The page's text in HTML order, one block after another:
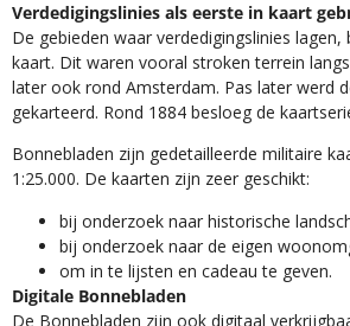
Verdedigingslinies als eerste in kaart
De gebieden waar verdedigingslinies
kaart. Dit waren vooral stroken terrein
later ook rond Amsterdam. Pas later werd
gekarteerd. Rond 1884 besloeg de
Bonnebladen zijn gedetailleerde militaire
1:25.000. De kaarten zijn zeer geschikt:​
​bij onderzoek naar historische
bij onderzoek naar de eigen
om in te lijsten en cadeau te geven.
Digitale Bonnebladen
De Bonnebladen zijn ook digitaal